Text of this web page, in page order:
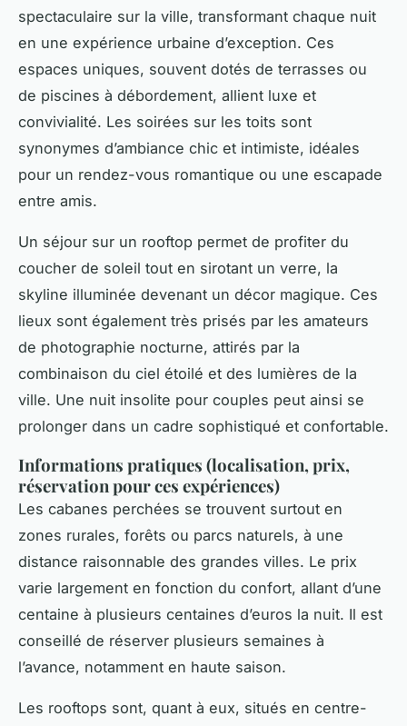
spectaculaire sur la ville, transformant chaque nuit
en une expérience urbaine d’exception. Ces
espaces uniques, souvent dotés de terrasses ou
de piscines à débordement, allient luxe et
convivialité. Les soirées sur les toits sont
synonymes d’ambiance chic et intimiste, idéales
pour un rendez-vous romantique ou une escapade
entre amis.
Un séjour sur un rooftop permet de profiter du
coucher de soleil tout en sirotant un verre, la
skyline illuminée devenant un décor magique. Ces
lieux sont également très prisés par les amateurs
de photographie nocturne, attirés par la
combinaison du ciel étoilé et des lumières de la
ville. Une nuit insolite pour couples peut ainsi se
prolonger dans un cadre sophistiqué et confortable.
Informations pratiques (localisation, prix,
réservation pour ces expériences)
Les cabanes perchées se trouvent surtout en
zones rurales, forêts ou parcs naturels, à une
distance raisonnable des grandes villes. Le prix
varie largement en fonction du confort, allant d’une
centaine à plusieurs centaines d’euros la nuit. Il est
conseillé de réserver plusieurs semaines à
l’avance, notamment en haute saison.
Les rooftops sont, quant à eux, situés en centre-